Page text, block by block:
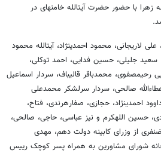
با حضور حضرت آیت​الله خامنه​ای در
لاریجانی، محمود احمدی​نژاد، آیت​الله محمود
سعید جلیلی، حسین فدایی، احمد توکلی،
رحیم​​صفوی، محمدباقر قالیباف، سردار اسماعیل
صالحی، سردار سرلشکر محمدعلی
احمدی​نژاد، حجازی، صفارهرندی، فتاح،
حسین الله​کرم و نیز عباسی، حاجی، صالحی،
از وزرای کابینه دولت دهم، مهدی
شورای مشاورین به همراه پسر کوچک رییس